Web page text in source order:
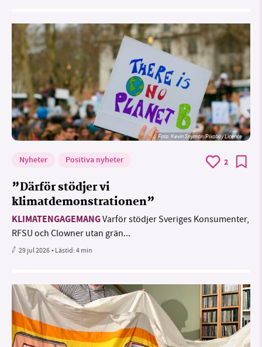
Foto:Kevin Snyman/Pixabay Licence
Nyheter Positiva nyheter 2
”Därför stödjer vi
klimatdemonstrationen”
KLIMATENGAGEMANGVarför stödjer Sveriges Konsumenter,
RFSU och Clowner utan grän...
29 jul 2026• Lästid:4 min